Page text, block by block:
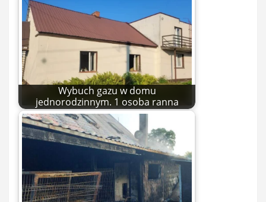
Wybuch gazu w domu
jednorodzinnym. 1 osoba ranna